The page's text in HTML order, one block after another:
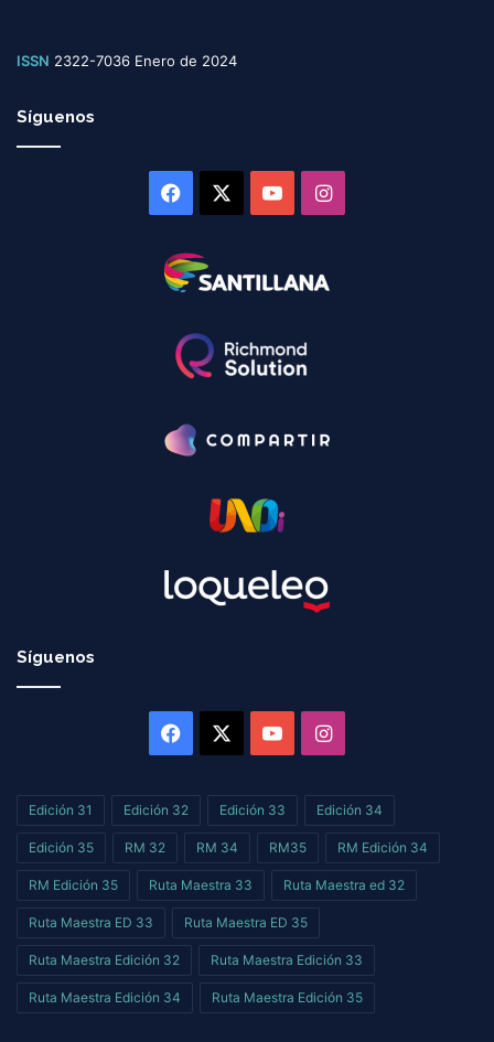
ISSN 2322-7036 Enero de 2024
Síguenos
Facebook YouTubeInstagram
Síguenos
Facebook YouTubeInstagram
Edición 31 Edición 32 Edición 33 Edición 34
Edición 35 RM 32 RM 34 RM35 RM Edición 34
RM Edición 35 Ruta Maestra 33 Ruta Maestra ed 32
Ruta Maestra ED 33 Ruta Maestra ED 35
Ruta Maestra Edición 32 Ruta Maestra Edición 33
Ruta Maestra Edición 34 Ruta Maestra Edición 35